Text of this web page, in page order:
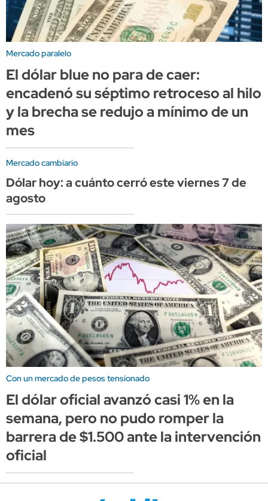
Mercado paralelo
El dólar blue no para de caer:
encadenó su séptimo retroceso al hilo
y la brecha se redujo a mínimo de un
mes
Mercado cambiario
Dólar hoy: a cuánto cerró este viernes 7 de
agosto
Con un mercado de pesos tensionado
El dólar oficial avanzó casi 1% en la
semana, pero no pudo romper la
barrera de $1.500 ante la intervención
oficial